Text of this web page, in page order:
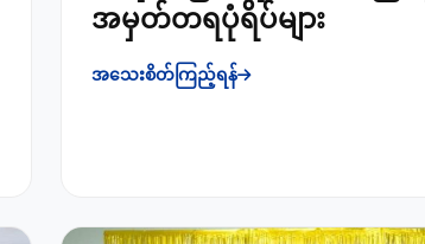
အမှတ်တရပုံရိပ်များ
အသေးစိတ်ကြည့်ရန်